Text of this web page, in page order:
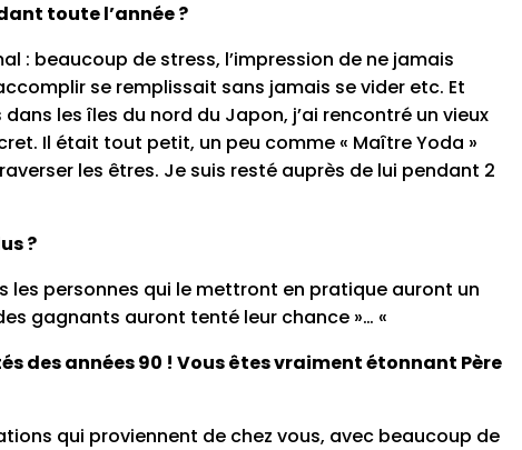
toute l’année ?
: beaucoup de stress, l’impression de ne jamais
se remplissait sans jamais se vider etc. Et
les îles du nord du Japon, j’ai rencontré un vieux
Il était tout petit, un peu comme « Maître Yoda »
les êtres. Je suis resté auprès de lui pendant 2
?
les personnes qui le mettront en pratique auront un
gagnants auront tenté leur chance »… «
des années 90 ! Vous êtes vraiment étonnant Père
qui proviennent de chez vous, avec beaucoup de